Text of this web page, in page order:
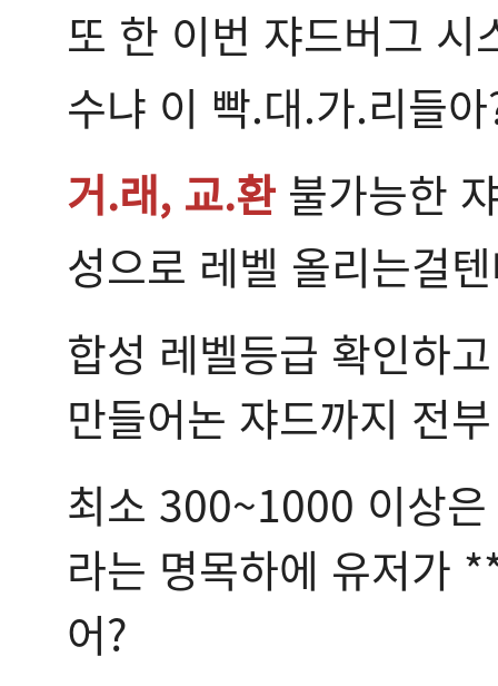
또 한 이번 쟈드버그
수냐 이 빡.대.가.리들
거.래, 교.환 불가능한
성으로 레벨 올리는걸
합성 레벨등급 확인하
만들어논 쟈드까지 전
최소 300~1000 이상
라는 명목하에 유저가
어?